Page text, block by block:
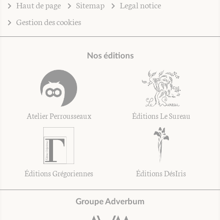
Haut de page Sitemap
Legal notice
Gestion des cookies
Nos éditions
Atelier Perrousseaux Éditions Le Sureau
Éditions Grégoriennes Éditions DésIris
Groupe Adverbum